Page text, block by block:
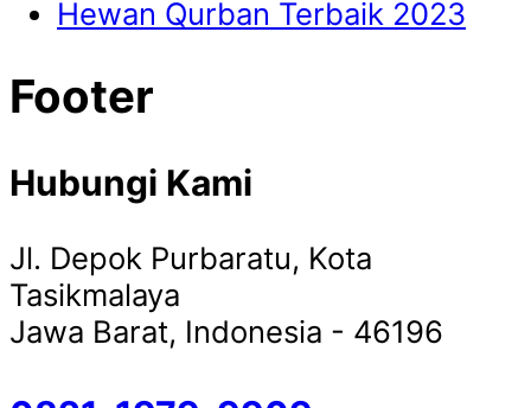
Hewan Qurban Terbaik 2023
Footer
Hubungi Kami
Jl. Depok Purbaratu, Kota
Tasikmalaya
Jawa Barat, Indonesia - 46196